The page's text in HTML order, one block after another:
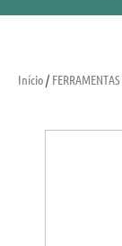
Início/ FERRAMENTAS